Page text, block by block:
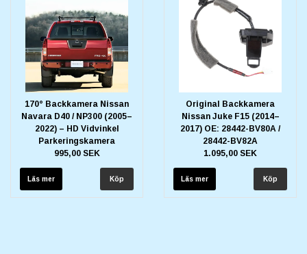
170° Backkamera Nissan
Navara D40 / NP300 (2005–
2022) – HD Vidvinkel
Parkeringskamera
995,00 SEK
Läs mer
Original Backkamera
Nissan Juke F15 (2014–
2017) OE: 28442-BV80A /
28442-BV82A
1.095,00 SEK
Läs mer